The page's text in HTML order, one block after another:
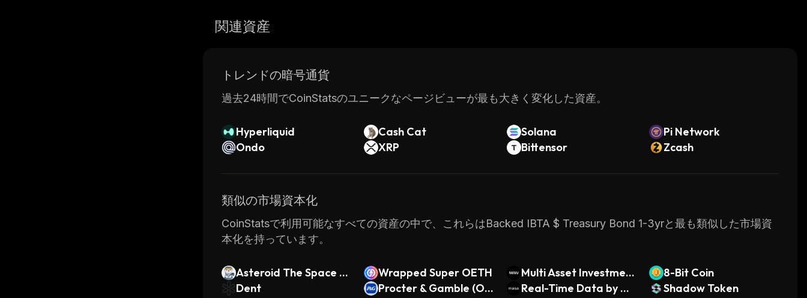
関連資産
トレンドの暗号通貨
過去24時間でCoinStatsのユニークなページビューが最も大きく変化した資産。
Hyperliquid Cash Cat Solana
Pi Network
Ondo
XRP Bittensor Zcash
類似の市場資本化
CoinStatsで利用可能なすべての資産の中で、これらはBacked IBTA $ Treasury Bond 1-3yrと最も類似した市場資
本化を持っています。
Asteroid The Space Sh
iba Inu
Wrapped Super OETH
Multi Asset Investment
Vehicle
8-Bit Coin
Dent
Procter & Gamble (On
Real-Time Data by M
Shadow Token